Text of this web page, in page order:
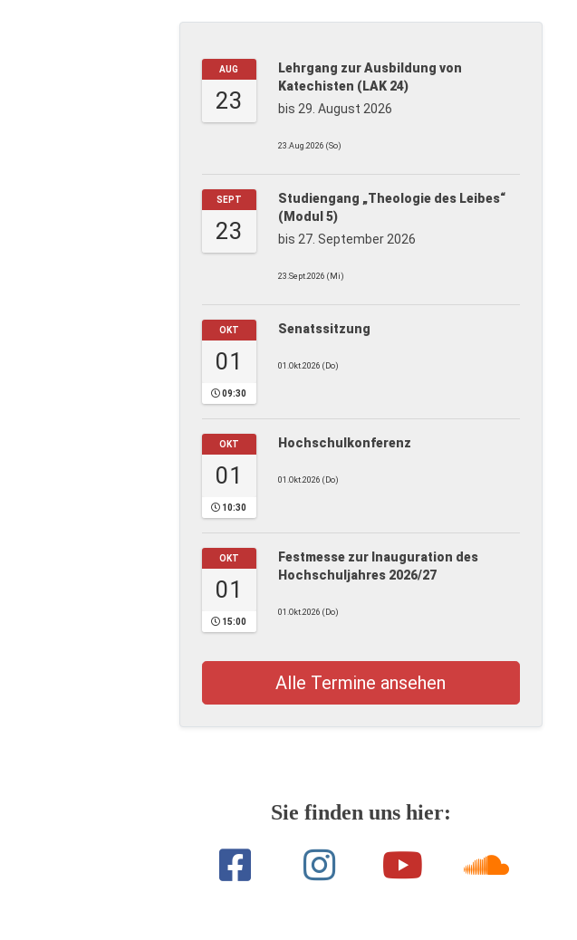
AUG
23
Lehrgang zur Ausbildung von
Katechisten (LAK 24)
bis 29. August 2026
23.Aug.2026 (So)
SEPT
23
Studiengang „Theologie des Leibes“
(Modul 5)
bis 27. September 2026
23.Sept.2026 (Mi)
OKT
01
09:30
Senatssitzung
01.Okt.2026 (Do)
OKT
01
10:30
Hochschulkonferenz
01.Okt.2026 (Do)
OKT
01
15:00
Festmesse zur Inauguration des
Hochschuljahres 2026/27
01.Okt.2026 (Do)
Alle Termine ansehen
Sie finden uns hier: